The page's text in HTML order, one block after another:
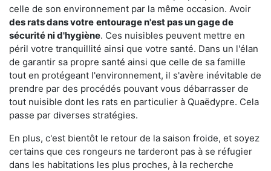
celle de son environnement par la même occasion. Avoir
des rats dans votre entourage n'est pas un gage de
sécurité ni d'hygiène. Ces nuisibles peuvent mettre en
péril votre tranquillité ainsi que votre santé. Dans un l'élan
de garantir sa propre santé ainsi que celle de sa famille
tout en protégeant l'environnement, il s'avère inévitable de
prendre par des procédés pouvant vous débarrasser de
tout nuisible dont les rats en particulier à Quaëdypre. Cela
passe par diverses stratégies.
En plus, c'est bientôt le retour de la saison froide, et soyez
certains que ces rongeurs ne tarderont pas à se réfugier
dans les habitations les plus proches, à la recherche